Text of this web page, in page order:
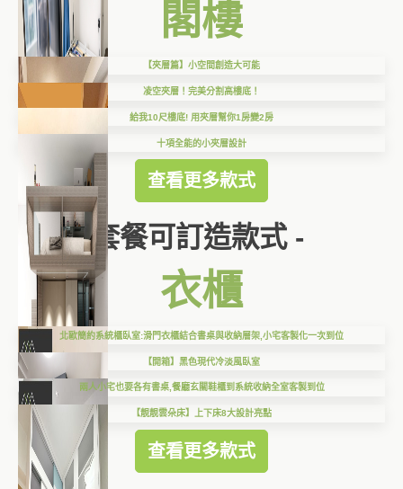
閣樓
【夾層篇】小空間創造大可能
凌空夾層！完美分割高樓底！
給我10尺樓底! 用夾層幫你1房變2房
十項全能的小夾層設計
查看更多款式
套餐可訂造款式 -
衣櫃
北歐簡約系統櫃臥室:滑門衣櫃結合書桌與收納層架,小宅客製化一次到位
【開箱】黑色現代冷淡風臥室
兩人小宅也要各有書桌,餐廳玄關鞋櫃到系統收納全室客製到位
【靚靚雲朵床】上下床8大設計亮點
查看更多款式